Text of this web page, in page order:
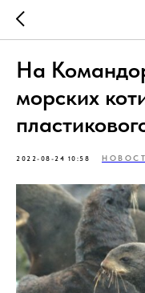
На
морских
2022-08-24 10:58